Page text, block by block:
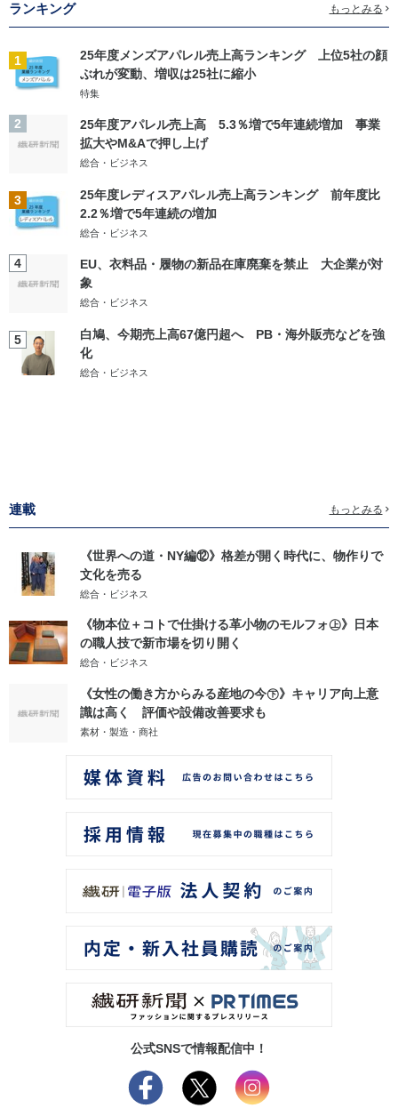
ランキング もっとみる
1
25年度メンズアパレル売上高ランキング 上位5社の顔
ぶれが変動、増収は25社に縮小
特集
2
25年度アパレル売上高 5.3％増で5年連続増加 事業
拡大やM&Aで押し上げ
総合・ビジネス
3
25年度レディスアパレル売上高ランキング 前年度比
2.2％増で5年連続の増加
総合・ビジネス
4
EU、衣料品・履物の新品在庫廃棄を禁止 大企業が対
象
総合・ビジネス
5
白鳩、今期売上高67億円超へ PB・海外販売などを強
化
総合・ビジネス
連載 もっとみる
《世界への道・NY編⑫》格差が開く時代に、物作りで
文化を売る
総合・ビジネス
《物本位＋コトで仕掛ける革小物のモルフォ㊤》日本
の職人技で新市場を切り開く
総合・ビジネス
《女性の働き方からみる産地の今㊦》キャリア向上意
識は高く 評価や設備改善要求も
素材・製造・商社
公式SNSで情報配信中！